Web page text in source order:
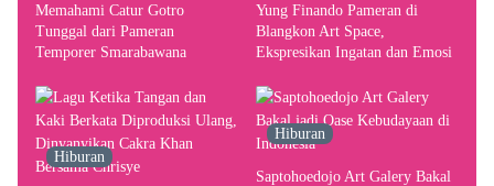
Memahami Catur Gotro
Tunggal dari Pameran
Temporer Smarabawana
Yung Finando Pameran di
Blangkon Art Space,
Ekspresikan Ingatan dan Emosi
Hiburan
Hiburan
Saptohoedojo Art Galery Bakal